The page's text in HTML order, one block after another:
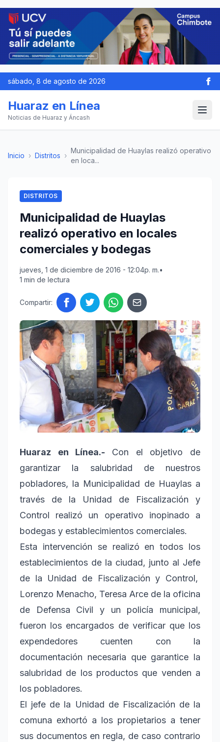
sábado, 8 de agosto de 2026
Huaraz en Línea
Noticias de Huaraz y Áncash
Inicio › Distritos ›
Municipalidad de Huaylas realizó operativo
en loca...
DISTRITOS
Municipalidad de Huaylas
realizó operativo en locales
comerciales y bodegas
jueves, 1 de diciembre de 2016 - 12:04p. m.•
1 min de lectura
Compartir:
Huaraz en Línea.- Con el objetivo de
garantizar la salubridad de nuestros
pobladores, la Municipalidad de Huaylas a
través de la Unidad de Fiscalización y
Control realizó un operativo inopinado a
bodegas y establecimientos comerciales.
Esta intervención se realizó en todos los
establecimientos de la ciudad, junto al Jefe
de la Unidad de Fiscalización y Control,
Lorenzo Menacho, Teresa Arce de la oficina
de Defensa Civil y un policía municipal,
fueron los encargados de verificar que los
expendedores cuenten con la
documentación necesaria que garantice la
salubridad de los productos que venden a
los pobladores.
El jefe de la Unidad de Fiscalización de la
comuna exhortó a los propietarios a tener
sus documentos en regla, de caso contrario